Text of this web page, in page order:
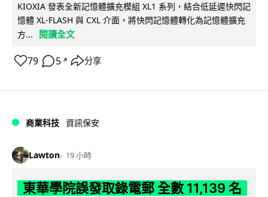
KIOXIA 發表全新記憶體擴充模組 XL1 系列，結合低延遲快閃記
憶體 XL-FLASH 與 CXL 介面，將快閃記憶體轉化為記憶體擴充
方...
閱讀全文
79 5 ↗ 分享
商業科技 資訊保安
Lawton 19 小時
東華學院誤發取錄電郵 全數 11,139 名